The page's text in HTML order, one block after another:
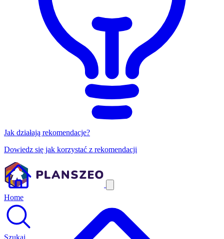
Jak działają rekomendacje?
Dowiedz się jak korzystać z rekomendacji
Home
Szukaj